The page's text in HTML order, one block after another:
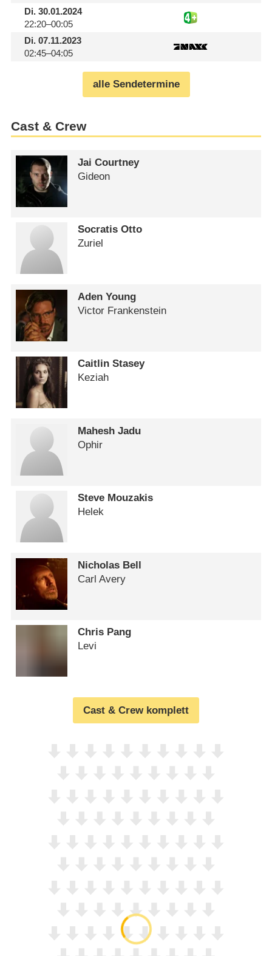
Di.30.01.2024
22:20–00:05
Di.07.11.2023
02:45–04:05
alle Sendetermine
Cast & Crew
Jai Courtney
Gideon
Socratis Otto
Zuriel
Aden Young
Victor Frankenstein
Caitlin Stasey
Keziah
Mahesh Jadu
Ophir
Steve Mouzakis
Helek
Nicholas Bell
Carl Avery
Chris Pang
Levi
Cast & Crew komplett